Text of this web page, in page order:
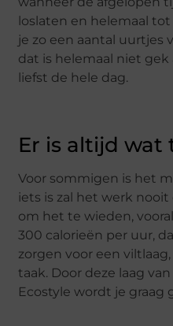
loslaten en helemaal
je zo een aantal uurtjes
dat is helemaal niet gek
liefst de hele dag.
Er is altijd wat
Voor sommigen is het
iets is zal het werk
om het te wieden,
300 calorieën per uur,
zorgen voor een
taak. Door deze laag
Ecostyle wordt je